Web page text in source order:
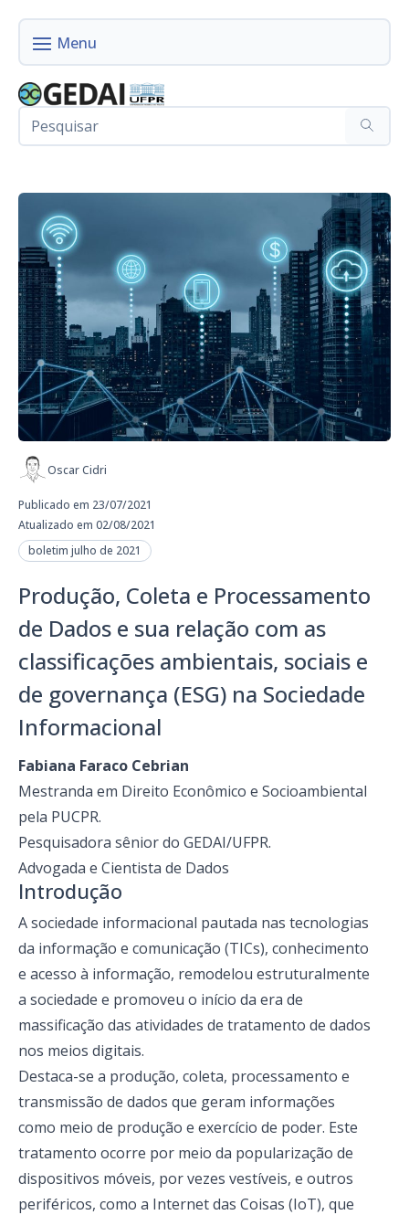
Oscar Cidri
Publicado em 23/07/2021
Atualizado em 02/08/2021
boletim julho de 2021
Produção, Coleta e Processamento
de Dados e sua relação com as
classificações ambientais, sociais e
de governança (ESG) na Sociedade
Informacional
Fabiana Faraco Cebrian
Mestranda em Direito Econômico e Socioambiental
pela PUCPR.
Pesquisadora sênior do GEDAI/UFPR.
Advogada e Cientista de Dados
Introdução
A sociedade informacional pautada nas tecnologias
da informação e comunicação (TICs), conhecimento
e acesso à informação, remodelou estruturalmente
a sociedade e promoveu o início da era de
massificação das atividades de tratamento de dados
nos meios digitais.
Destaca-se a produção, coleta, processamento e
transmissão de dados que geram informações
como meio de produção e exercício de poder. Este
tratamento ocorre por meio da popularização de
dispositivos móveis, por vezes vestíveis, e outros
periféricos, como a Internet das Coisas (IoT), que